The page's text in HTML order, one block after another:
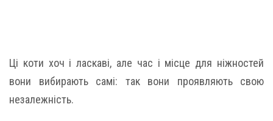
Ці коти хоч і ласкаві, але час і місце для ніжностей
вони вибирають самі: так вони проявляють свою
незалежність.